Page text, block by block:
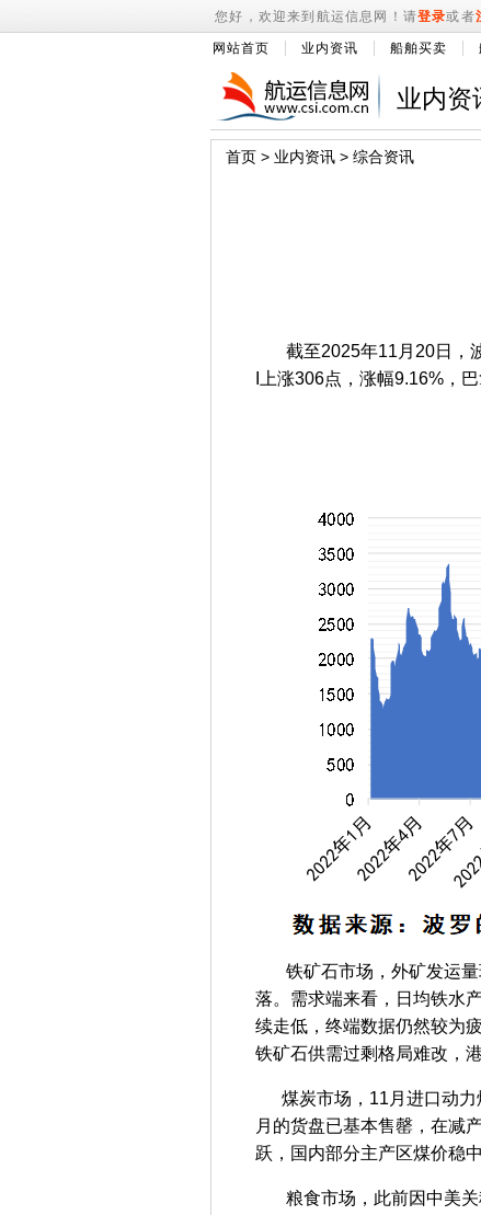
您好，欢迎来到航运信息网！请登录或者
网站首页 业内资讯 船舶买卖
业内资
首页 > 业内资讯 > 综合资讯
截至2025年11月20日，波
I上涨306点，涨幅9.16%，
铁矿石市场，外矿发运量
落。需求端来看，日均铁水
续走低，终端数据仍然较为
铁矿石供需过剩格局难改，
煤炭市场，11月进口动力
月的货盘已基本售罄，在减
跃，国内部分主产区煤价稳中
粮食市场，此前因中美关